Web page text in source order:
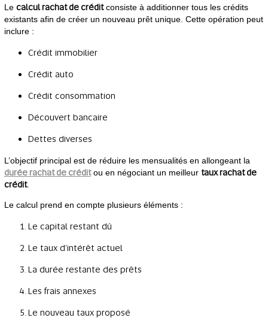
Le calcul rachat de créditconsiste à additionner tous les crédits
existants afin de créer un nouveau prêt unique. Cette opération peut
inclure :
Crédit immobilier
Crédit auto
Crédit consommation
Découvert bancaire
Dettes diverses
L’objectif principal est de réduire les mensualités en allongeant la
durée rachat de créditou en négociant un meilleur taux rachat de
crédit.
Le calcul prend en compte plusieurs éléments :
Le capital restant dû
Le taux d’intérêt actuel
La durée restante des prêts
Les frais annexes
Le nouveau taux proposé